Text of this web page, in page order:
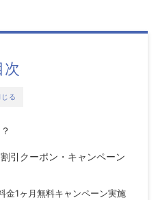
る
次
引クーポン・キャンペーン
金1ヶ月無料キャンペーン実施